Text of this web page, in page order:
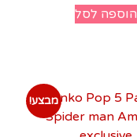
הוספה לסל
מבצע!